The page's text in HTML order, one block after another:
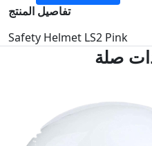
تفاصيل المنتج
Safety Helmet LS2 Pink
صلة